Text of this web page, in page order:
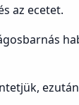
az ecetet.